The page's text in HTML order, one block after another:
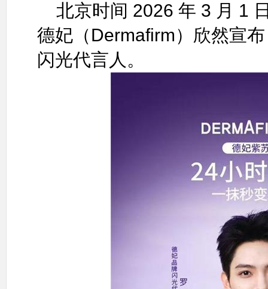
北京时间 2026 年 3 月 1
德妃（Dermafirm）欣然宣
闪光代言人。